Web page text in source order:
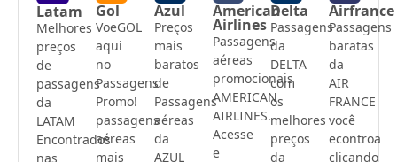
Latam
Melhores
preços
de
passagens
da
LATAM
Encontrados
nas
Gol
VoeGOL
aqui
no
Passagens
Promo!
passagens
aéreas
mais
Azul
Preços
mais
baratos
de
Passagens
aéreas
da
AZUL
American
Airlines
Passagens
aéreas
promocionais
AMERICAN
AIRLINES.
Acesse
e
Delta
Passagens
da
DELTA
com
os
melhores
preços
da
Airfrance
Passagens
baratas
da
AIR
FRANCE
você
econtroa
clicando